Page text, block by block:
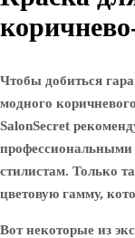
Чтобы добиться
модного
SalonSecret
стилистам. Только
цветовую гамму,
Вот некоторые из